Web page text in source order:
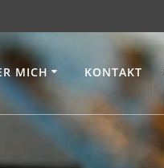
MICH KONTAKT